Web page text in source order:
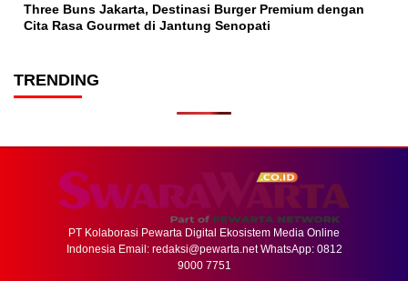
Three Buns Jakarta, Destinasi Burger Premium dengan
Cita Rasa Gourmet di Jantung Senopati
TRENDING
PT Kolaborasi Pewarta Digital Ekosistem Media Online
Indonesia Email: redaksi@pewarta.netWhatsApp: 0812
9000 7751